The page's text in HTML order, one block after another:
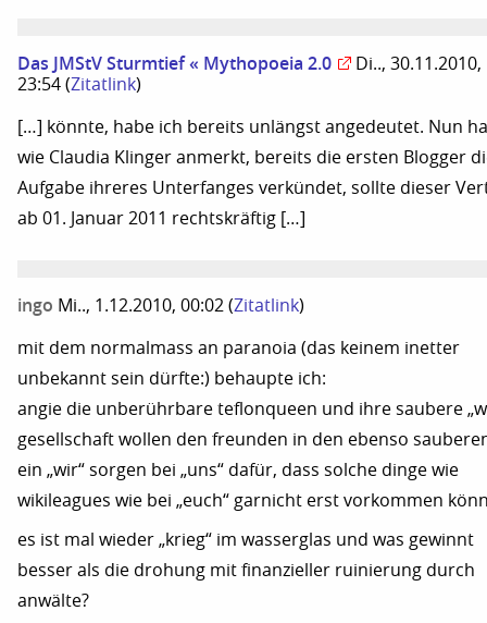
Das JMStV Sturmtief « Mythopoeia 2.0
Di.., 30.11.2010,
23:54 (Zitatlink)
[…] könnte, habe ich bereits unlängst angedeutet. Nun
wie Claudia Klinger anmerkt, bereits die ersten Blogger
Aufgabe ihreres Unterfanges verkündet, sollte dieser
ab 01. Januar 2011 rechtskräftig […]
ingo Mi.., 1.12.2010, 00:02 (Zitatlink)
mit dem normalmass an paranoia (das keinem inetter
unbekannt sein dürfte:) behaupte ich:
angie die unberührbare teflonqueen und ihre saubere
gesellschaft wollen den freunden in den ebenso
ein „wir“ sorgen bei „uns“ dafür, dass solche dinge wie
wikileagues wie bei „euch“ garnicht erst vorkommen
es ist mal wieder „krieg“ im wasserglas und was gewinnt
besser als die drohung mit finanzieller ruinierung durch
anwälte?